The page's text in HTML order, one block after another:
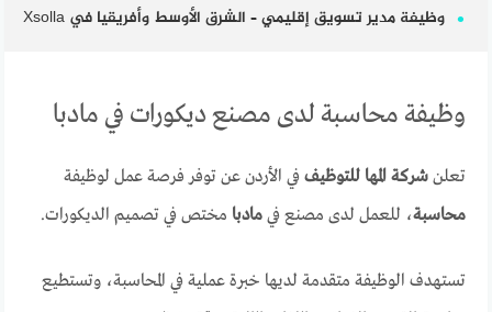
وظيفة مدير تسويق إقليمي – الشرق الأوسط وأفريقيا في Xsolla
وظيفة محاسبة لدى مصنع ديكورات في مادبا
تعلنشركة المها للتوظيف في الأردن عن توفر فرصة عمل لوظيفة
محاسبة، للعمل لدى مصنع فيمادبا مختص في تصميم الديكورات.
تستهدف الوظيفة متقدمة لديها خبرة عملية في المحاسبة، وتستطيع